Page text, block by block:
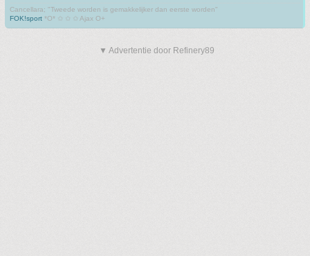
Cancellara; "Tweede worden is gemakkelijker dan eerste worden"
FOK!sport *O* ✩ ✩ ✩ Ajax O+
▼ Advertentie door Refinery89